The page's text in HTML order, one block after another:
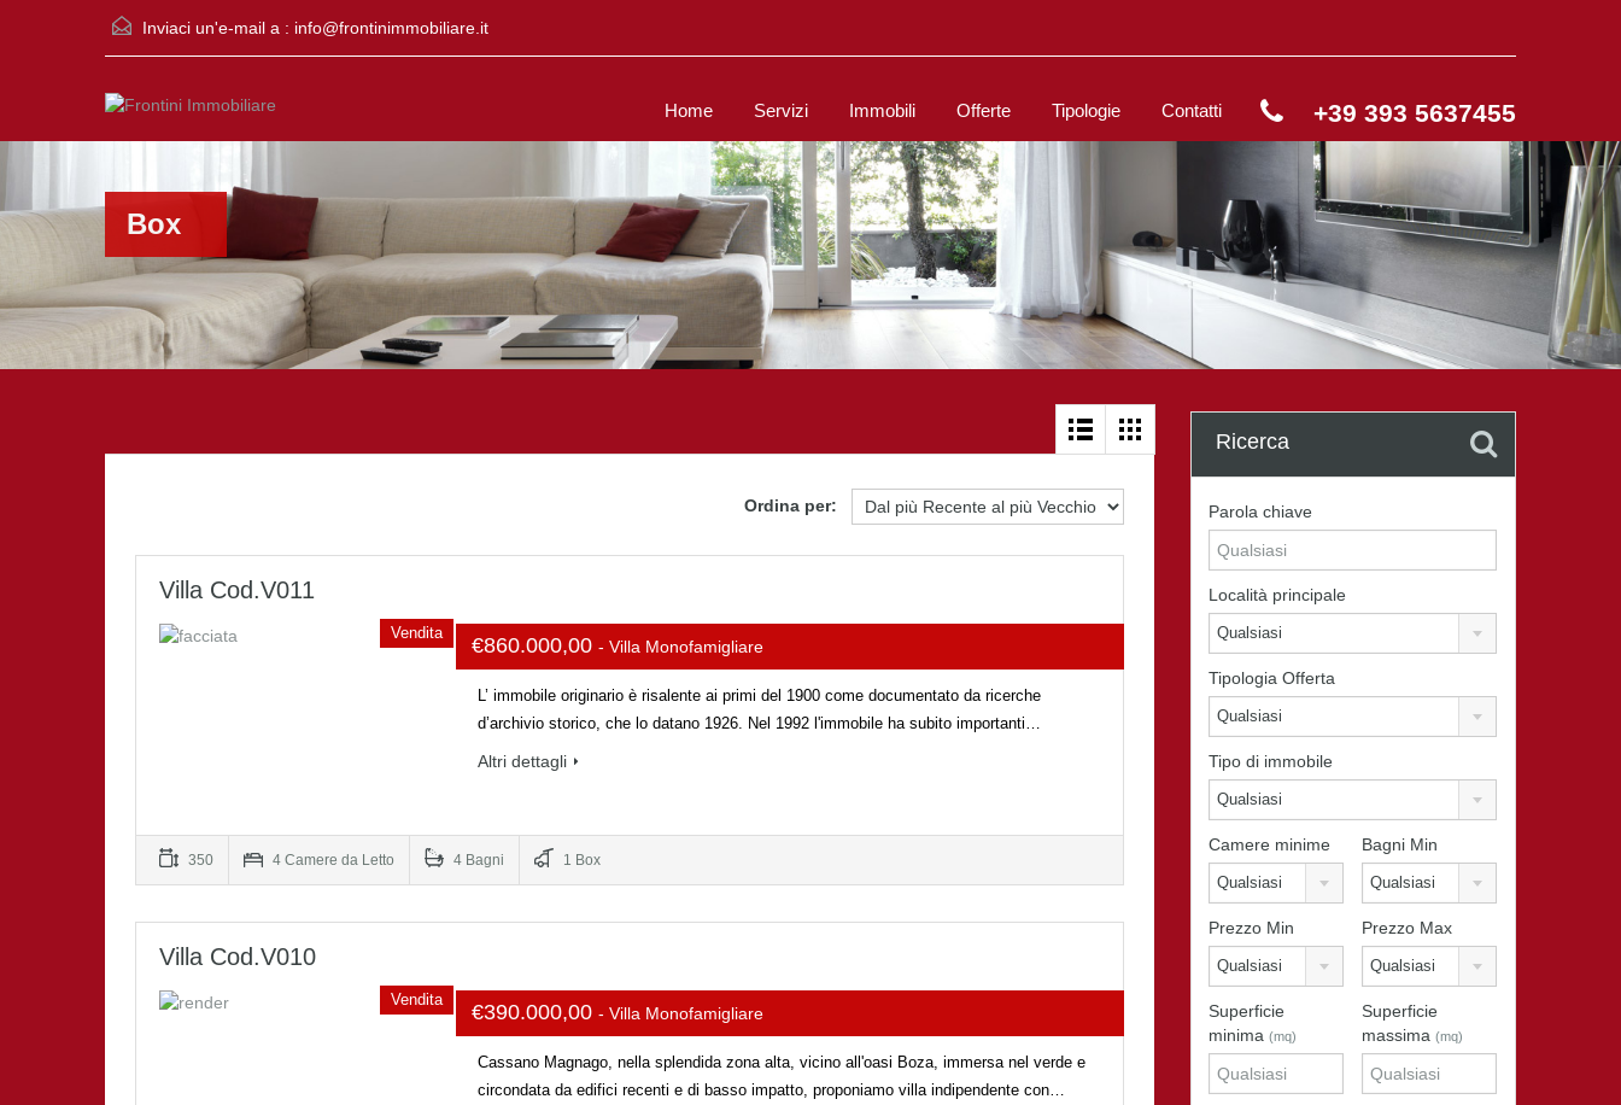
Inviaci un'e-mail a : info@frontinimmobiliare.it
+39 393 5637455
Home Servizi Immobili Offerte Tipologie Contatti
Box
Ordina per:
Villa Cod.V011
Vendita
€860.000,00 - Villa Monofamigliare
L’ immobile originario è risalente ai primi del 1900 come documentato da ricerche
d’archivio storico, che lo datano 1926. Nel 1992 l'immobile ha subito importanti…
Altri dettagli
350 4 Camere da Letto 4 Bagni 1 Box
Villa Cod.V010
Vendita
€390.000,00 - Villa Monofamigliare
Cassano Magnago, nella splendida zona alta, vicino all'oasi Boza, immersa nel verde e
circondata da edifici recenti e di basso impatto, proponiamo villa indipendente con…
Ricerca
Parola chiave
Località principale
Qualsiasi
Tipologia Offerta
Qualsiasi
Tipo di immobile
Qualsiasi
Camere minime
Qualsiasi
Bagni Min
Qualsiasi
Prezzo Min
Qualsiasi
Prezzo Max
Qualsiasi
Superficie
minima (mq)
Superficie
massima(mq)